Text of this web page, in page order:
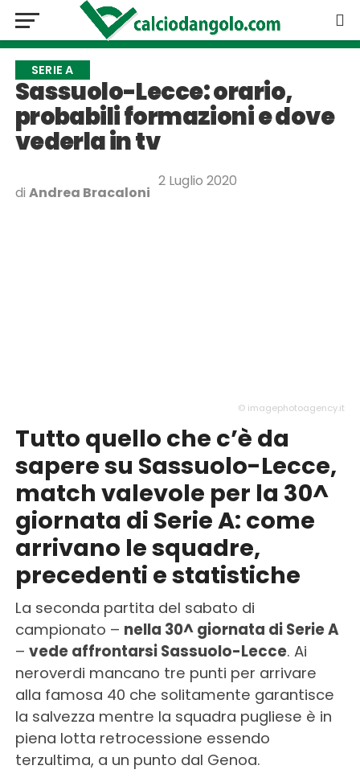
SERIE A
Sassuolo-Lecce: orario,
probabili formazioni e dove
vederla in tv
di Andrea Bracaloni
2 Luglio 2020
© imagephotoagency.it
Tutto quello che c’è da
sapere su Sassuolo-Lecce,
match valevole per la 30^
giornata di Serie A: come
arrivano le squadre,
precedenti e statistiche
La seconda partita del sabato di
campionato – nella 30^ giornata di Serie A
– vede affrontarsi Sassuolo-Lecce. Ai
neroverdi mancano tre punti per arrivare
alla famosa 40 che solitamente garantisce
la salvezza mentre la squadra pugliese è in
piena lotta retrocessione essendo
terzultima, a un punto dal Genoa.